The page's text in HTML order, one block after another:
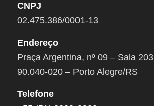
CNPJ
02.475.386/0001-13
Endereço
Praça Argentina, nº 09 – Sala 203
90.040-020 – Porto Alegre/RS
Telefone